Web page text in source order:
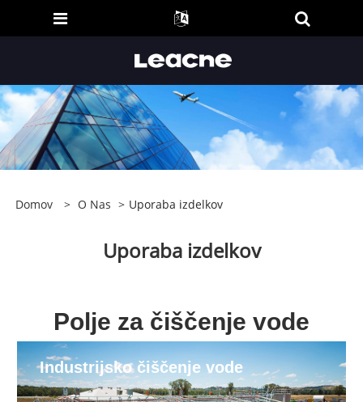
Domov > O Nas > Uporaba izdelkov
Uporaba izdelkov
Polje za čiščenje vode
Industrijsko čiščenje vode